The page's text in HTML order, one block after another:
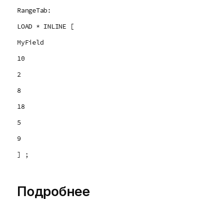
RangeTab:
LOAD * INLINE [
MyField
10
2
8
18
5
9
] ;
Подробнее